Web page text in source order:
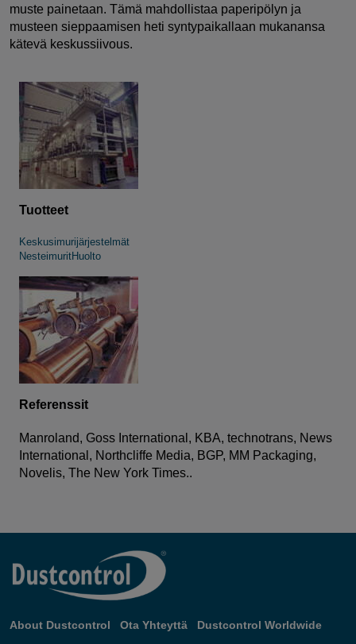
muste painetaan. Tämä mahdollistaa paperipölyn ja
musteen sieppaamisen heti syntypaikallaan mukanansa
kätevä keskussiivous.
Tuotteet
Keskusimurijärjestelmät
NesteimuritHuolto
Referenssit
Manroland, Goss International, KBA, technotrans, News
International, Northcliffe Media, BGP, MM Packaging,
Novelis, The New York Times..
About Dustcontrol Ota Yhteyttä Dustcontrol Worldwide